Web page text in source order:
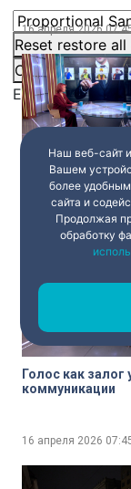
Reset restore
Close Modal
End of dialog
16 апреля 2026
Почему
всё чаще менять
профессию?
16 апреля 2026
Голос как залог
коммуникации
16 апреля 2026
Наш веб-сайт
Вашем
более
сайта и
Продолжая
обработку